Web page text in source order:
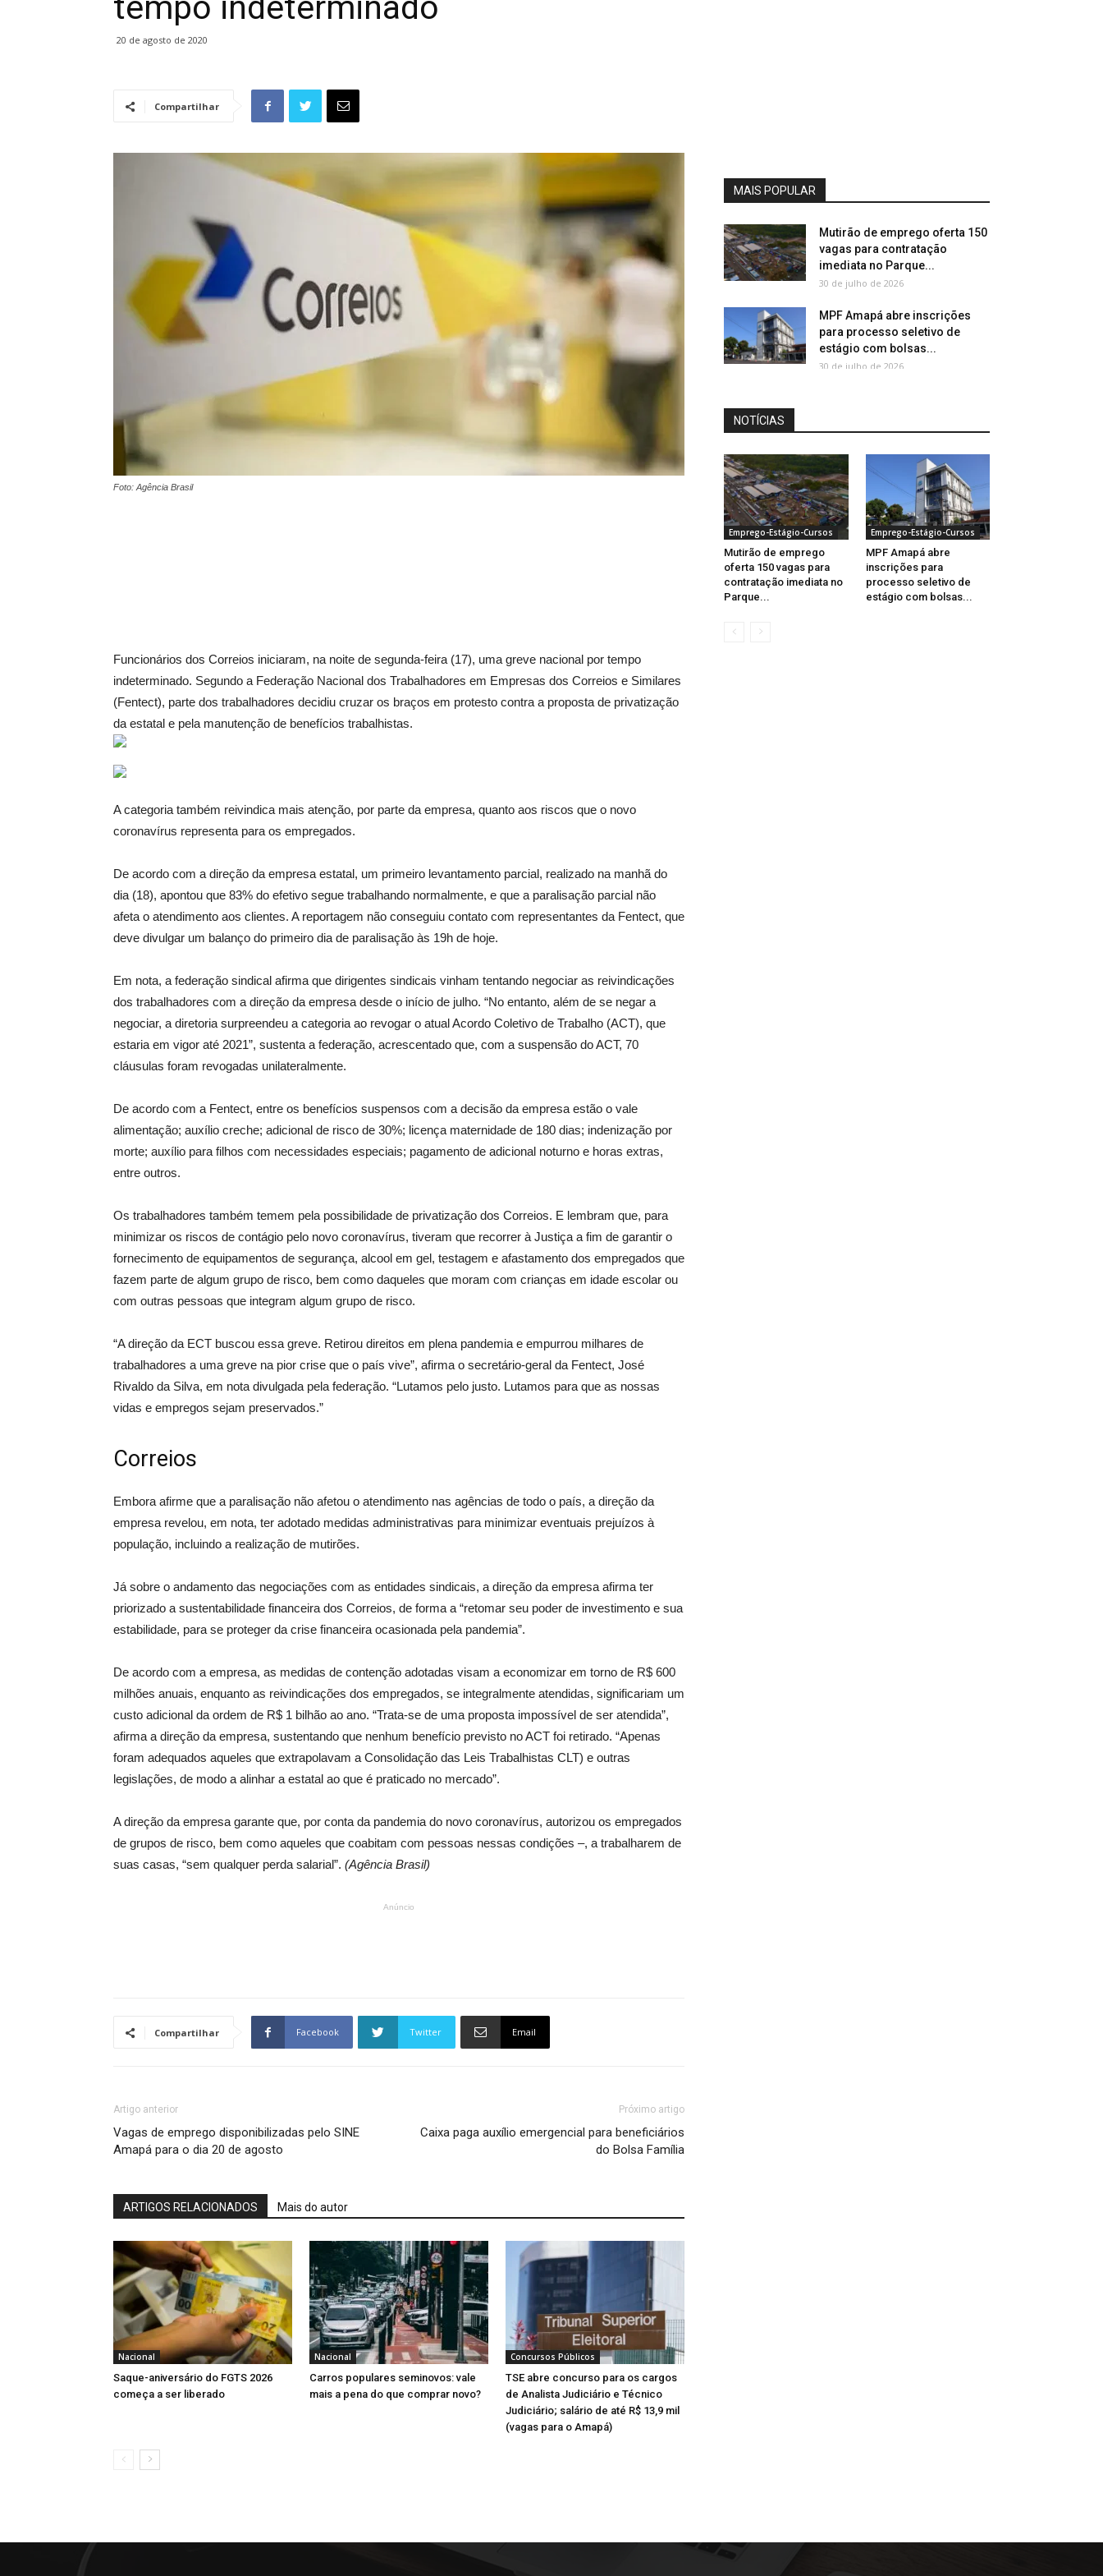
20 de agosto de 2020
Compartilhar
Foto: Agência Brasil
Funcionários dos Correios iniciaram, na noite de segunda-feira (17), uma greve nacional por tempo
indeterminado. Segundo a Federação Nacional dos Trabalhadores em Empresas dos Correios e Similares
(Fentect), parte dos trabalhadores decidiu cruzar os braços em protesto contra a proposta de privatização
da estatal e pela manutenção de benefícios trabalhistas.
A categoria também reivindica mais atenção, por parte da empresa, quanto aos riscos que o novo
coronavírus representa para os empregados.
De acordo com a direção da empresa estatal, um primeiro levantamento parcial, realizado na manhã do
dia (18), apontou que 83% do efetivo segue trabalhando normalmente, e que a paralisação parcial não
afeta o atendimento aos clientes. A reportagem não conseguiu contato com representantes da Fentect, que
deve divulgar um balanço do primeiro dia de paralisação às 19h de hoje.
Em nota, a federação sindical afirma que dirigentes sindicais vinham tentando negociar as reivindicações
dos trabalhadores com a direção da empresa desde o início de julho. “No entanto, além de se negar a
negociar, a diretoria surpreendeu a categoria ao revogar o atual Acordo Coletivo de Trabalho (ACT), que
estaria em vigor até 2021”, sustenta a federação, acrescentado que, com a suspensão do ACT, 70
cláusulas foram revogadas unilateralmente.
De acordo com a Fentect, entre os benefícios suspensos com a decisão da empresa estão o vale
alimentação; auxílio creche; adicional de risco de 30%; licença maternidade de 180 dias; indenização por
morte; auxílio para filhos com necessidades especiais; pagamento de adicional noturno e horas extras,
entre outros.
Os trabalhadores também temem pela possibilidade de privatização dos Correios. E lembram que, para
minimizar os riscos de contágio pelo novo coronavírus, tiveram que recorrer à Justiça a fim de garantir o
fornecimento de equipamentos de segurança, alcool em gel, testagem e afastamento dos empregados que
fazem parte de algum grupo de risco, bem como daqueles que moram com crianças em idade escolar ou
com outras pessoas que integram algum grupo de risco.
“A direção da ECT buscou essa greve. Retirou direitos em plena pandemia e empurrou milhares de
trabalhadores a uma greve na pior crise que o país vive”, afirma o secretário-geral da Fentect, José
Rivaldo da Silva, em nota divulgada pela federação. “Lutamos pelo justo. Lutamos para que as nossas
vidas e empregos sejam preservados.”
Correios
Embora afirme que a paralisação não afetou o atendimento nas agências de todo o país, a direção da
empresa revelou, em nota, ter adotado medidas administrativas para minimizar eventuais prejuízos à
população, incluindo a realização de mutirões.
Já sobre o andamento das negociações com as entidades sindicais, a direção da empresa afirma ter
priorizado a sustentabilidade financeira dos Correios, de forma a “retomar seu poder de investimento e sua
estabilidade, para se proteger da crise financeira ocasionada pela pandemia”.
De acordo com a empresa, as medidas de contenção adotadas visam a economizar em torno de R$ 600
milhões anuais, enquanto as reivindicações dos empregados, se integralmente atendidas, significariam um
custo adicional da ordem de R$ 1 bilhão ao ano. “Trata-se de uma proposta impossível de ser atendida”,
afirma a direção da empresa, sustentando que nenhum benefício previsto no ACT foi retirado. “Apenas
foram adequados aqueles que extrapolavam a Consolidação das Leis Trabalhistas CLT) e outras
legislações, de modo a alinhar a estatal ao que é praticado no mercado”.
A direção da empresa garante que, por conta da pandemia do novo coronavírus, autorizou os empregados
de grupos de risco, bem como aqueles que coabitam com pessoas nessas condições –, a trabalharem de
suas casas, “sem qualquer perda salarial”. (Agência Brasil)
Anúncio
Compartilhar Facebook Twitter Email
Artigo anterior
Vagas de emprego disponibilizadas pelo SINE
Amapá para o dia 20 de agosto
Próximo artigo
Caixa paga auxílio emergencial para beneficiários
do Bolsa Família
ARTIGOS RELACIONADOS Mais do autor
Nacional
Saque-aniversário do FGTS 2026
começa a ser liberado
Nacional
Carros populares seminovos: vale
mais a pena do que comprar novo?
Concursos Públicos
TSE abre concurso para os cargos
de Analista Judiciário e Técnico
Judiciário; salário de até R$ 13,9 mil
(vagas para o Amapá)
MAIS POPULAR
Mutirão de emprego oferta 150
vagas para contratação
imediata no Parque...
30 de julho de 2026
MPF Amapá abre inscrições
para processo seletivo de
estágio com bolsas...
30 de julho de 2026
NOTÍCIAS
Emprego-Estágio-Cursos
Mutirão de emprego
oferta 150 vagas para
contratação imediata no
Parque...
Emprego-Estágio-Cursos
MPF Amapá abre
inscrições para
processo seletivo de
estágio com bolsas...